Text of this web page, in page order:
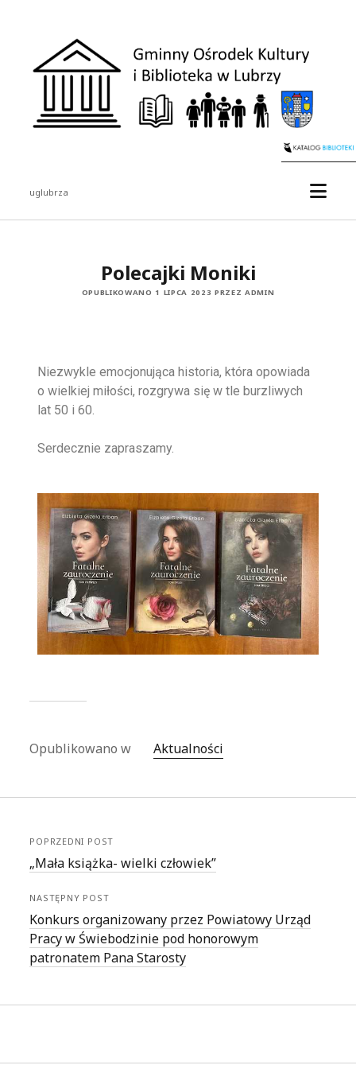
uglubrza
Polecajki Moniki
OPUBLIKOWANO 1 LIPCA 2023 PRZEZ ADMIN
Niezwykle emocjonująca historia, która opowiada
o wielkiej miłości, rozgrywa się w tle burzliwych
lat 50 i 60.
Serdecznie zapraszamy.
Opublikowano w Aktualności
POPRZEDNI POST
„Mała książka- wielki człowiek”
NASTĘPNY POST
Konkurs organizowany przez Powiatowy Urząd
Pracy w Świebodzinie pod honorowym
patronatem Pana Starosty